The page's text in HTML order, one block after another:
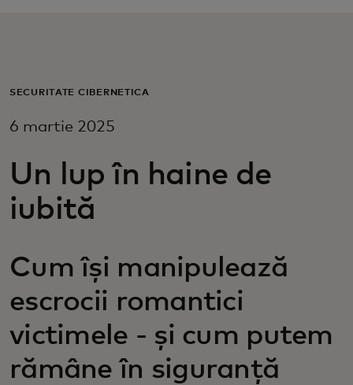
Pentru întreaga lume
Pentru inovatori
SECURITATE CIBERNETICĂ
6 martie 2025
Un lup în haine de
iubită
Cum își manipulează
escrocii romantici
victimele - și cum putem
rămâne în siguranță